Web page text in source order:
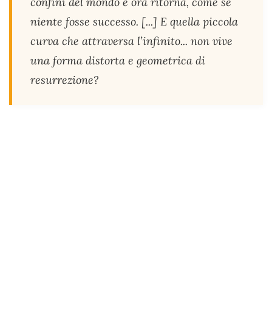
niente fosse successo. [...] E quella piccola
curva che attraversa l’infinito... non vive
una forma distorta e geometrica di
resurrezione?